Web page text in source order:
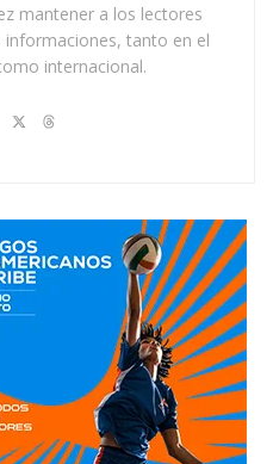
mantener a los lectores
informaciones, tanto en el
internacional.